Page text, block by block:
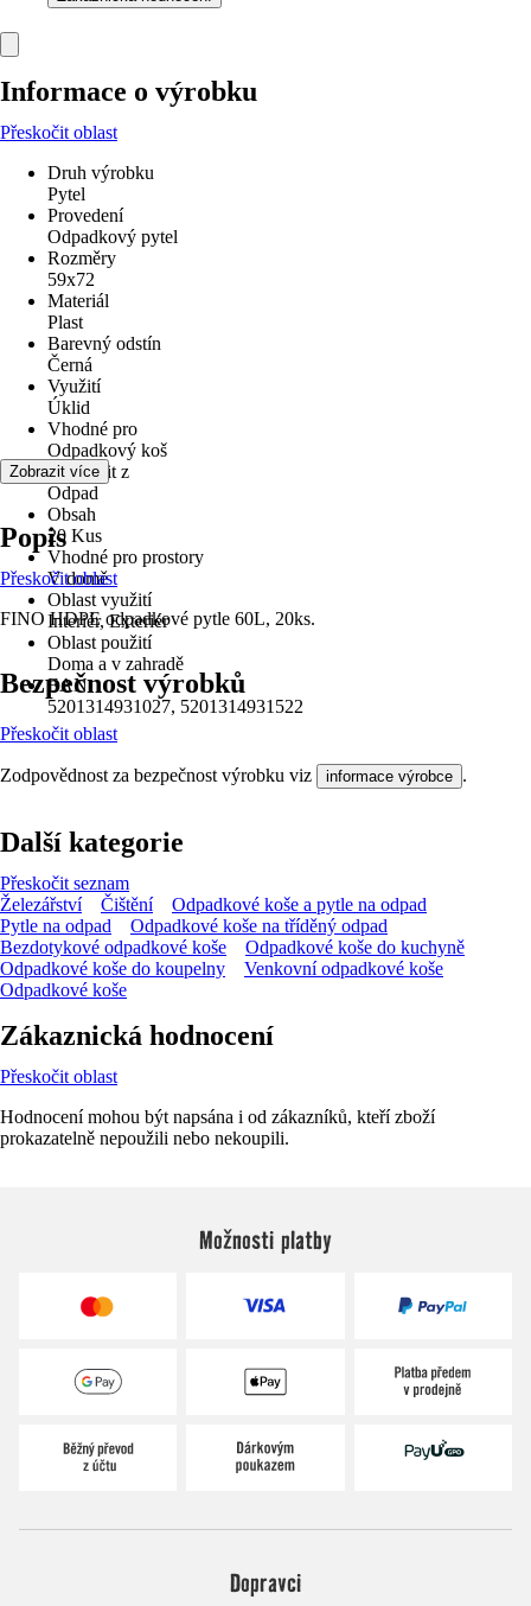
Informace o výrobku
Přeskočit oblast
Druh výrobku
Pytel
Provedení
Odpadkový pytel
Rozměry
59x72
Materiál
Plast
Barevný odstín
Černá
Využití
Úklid
Vhodné pro
Odpadkový koš
Odstranit z
Odpad
Obsah
20 Kus
Vhodné pro prostory
V domě
Oblast využití
Interiér, Exteriér
Oblast použití
Doma a v zahradě
EAN
5201314931027, 5201314931522
Zobrazit více
Popis
Přeskočit oblast
FINO HDPE odpadkové pytle 60L, 20ks.
Bezpečnost výrobků
Přeskočit oblast
Zodpovědnost za bezpečnost výrobku viz informace výrobce .
Další kategorie
Přeskočit seznam
Železářství
Čištění
Odpadkové koše a pytle na odpad
Pytle na odpad
Odpadkové koše na tříděný odpad
Bezdotykové odpadkové koše
Odpadkové koše do kuchyně
Odpadkové koše do koupelny
Venkovní odpadkové koše
Odpadkové koše
Zákaznická hodnocení
Přeskočit oblast
Hodnocení mohou být napsána i od zákazníků, kteří zboží
prokazatelně nepoužili nebo nekoupili.
Možnosti platby
Dopravci